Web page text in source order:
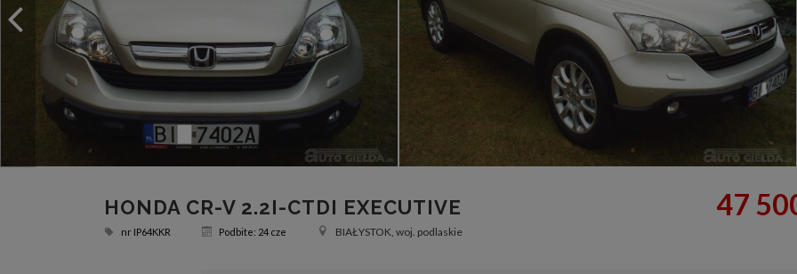
HONDA CR-V 2.2I-CTDI EXECUTIVE
nr IP64KKR Podbite: 24 cze BIAŁYSTOK, woj. podlaskie
47